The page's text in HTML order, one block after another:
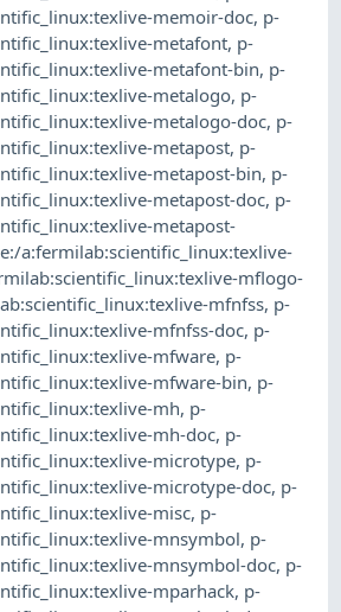
memoir-doc, p-
metafont, p-
metafont-bin, p-
metalogo, p-
metalogo-doc, p-
metapost, p-
metapost-bin, p-
metapost-doc, p-
metapost-
a:fermilab:scientific_linux:texlive-
mflogo-
mfnfss, p-
mfnfss-doc, p-
mfware, p-
mfware-bin, p-
mh, p-
mh-doc, p-
microtype, p-
microtype-doc, p-
misc, p-
mnsymbol, p-
mnsymbol-doc, p-
mparhack, p-